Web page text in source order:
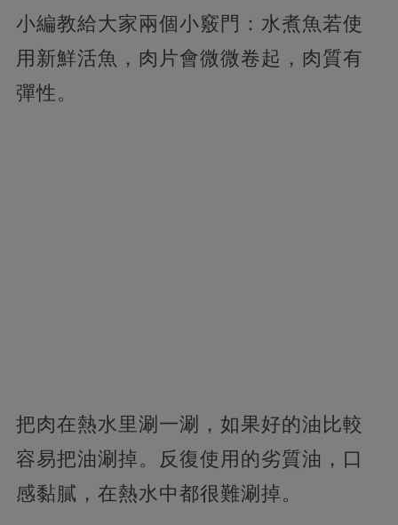
小編教給大家兩個小竅門：水煮魚若使
用新鮮活魚，肉片會微微卷起，肉質有
彈性。
把肉在熱水里涮一涮，如果好的油比較
容易把油涮掉。反復使用的劣質油，口
感黏膩，在熱水中都很難涮掉。